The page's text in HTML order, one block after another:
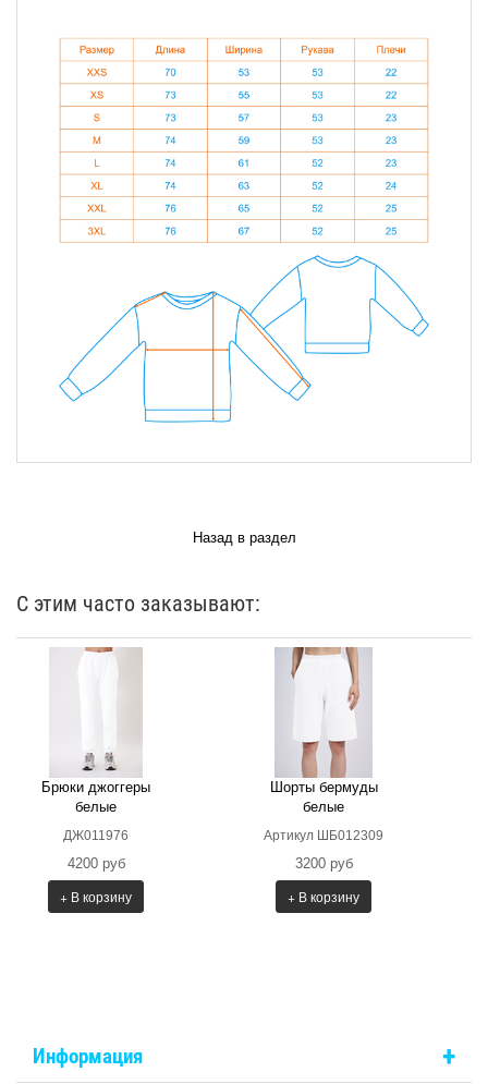
Назад в раздел
С этим часто заказывают:
Брюки джоггеры
белые
ДЖ011976
4200 руб
+ В корзину
Шорты бермуды
белые
Артикул ШБ012309
3200 руб
+ В корзину
Информация +